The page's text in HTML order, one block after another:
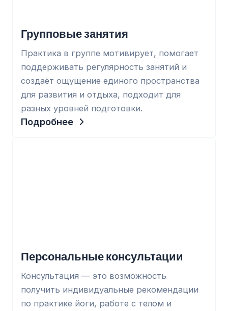
Групповые занятия
Практика в группе мотивирует, помогает
поддерживать регулярность занятий и
создаёт ощущение единого пространства
для развития и отдыха, подходит для
разных уровней подготовки.
Подробнее
Персональные консультации
Консультация — это возможность
получить индивидуальные рекомендации
по практике йоги, работе с телом и